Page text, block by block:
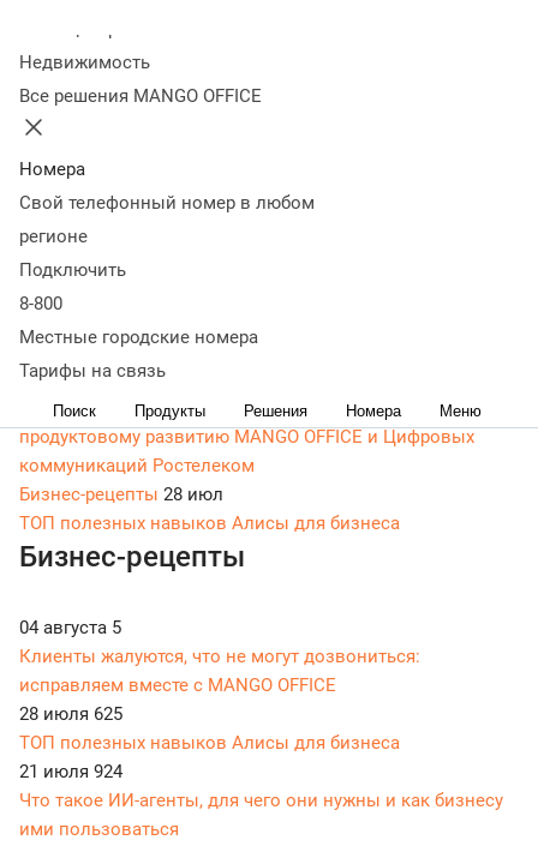
Недвижимость
Все решения MANGO OFFICE
Номера
Свой телефонный номер в любом
регионе
Подключить
8-800
Местные городские номера
Тарифы на связь
Поиск Продукты Решения Номера Меню
Новости05 авг
MANGO OFFICE и МираЛоджик анонсировали
Новости
Актуализация тарифов
Бизнес-рецепты
Клиенты жалуются, что не могут дозвониться:
исправляем вместе с MANGO OFFICE
Лучшие нейросети для улучшения качества видео
Новости30 июл
Владимир Торопецкий назначен директором по
продуктовому развитию MANGO OFFICE и Цифровых
коммуникаций Ростелеком
Бизнес-рецепты 28 июл
ТОП полезных навыков Алисы для бизнеса
Бизнес-рецепты
04 августа 5
Клиенты жалуются, что не могут дозвониться:
исправляем вместе с MANGO OFFICE
28 июля 625
ТОП полезных навыков Алисы для бизнеса
21 июля 924
Что такое ИИ-агенты, для чего они нужны и как бизнесу
ими пользоваться